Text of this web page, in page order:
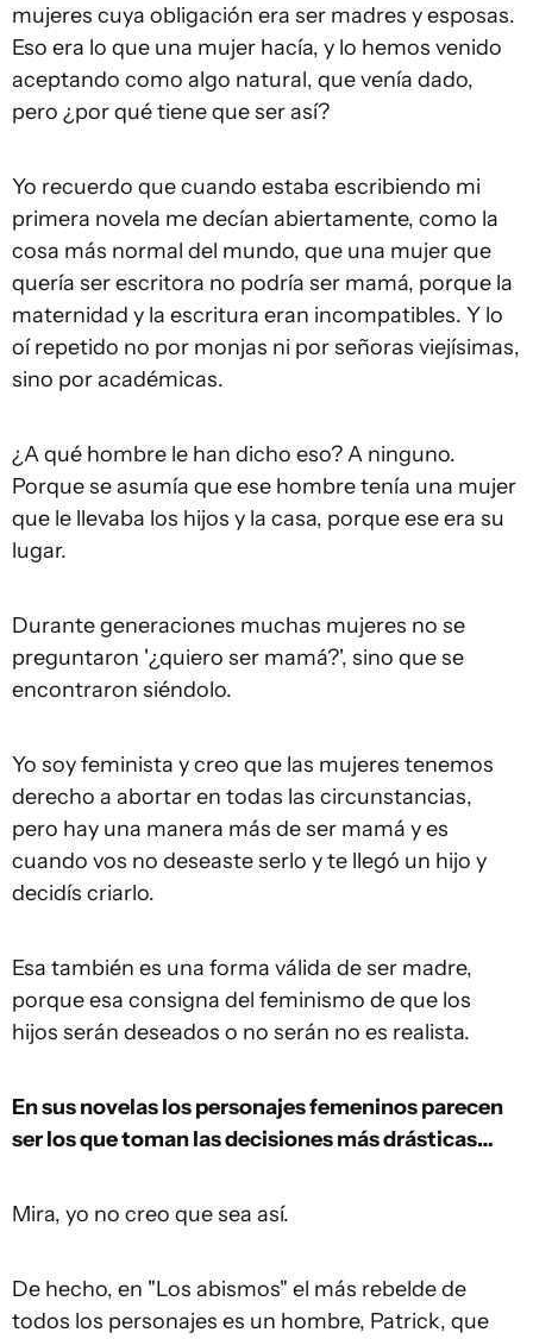
mujeres cuya obligación era ser madres y esposas.
Eso era lo que una mujer hacía, y lo hemos venido
aceptando como algo natural, que venía dado,
pero ¿por qué tiene que ser así?
Yo recuerdo que cuando estaba escribiendo mi
primera novela me decían abiertamente, como la
cosa más normal del mundo, que una mujer que
quería ser escritora no podría ser mamá, porque la
maternidad y la escritura eran incompatibles. Y lo
oí repetido no por monjas ni por señoras viejísimas,
sino por académicas.
¿A qué hombre le han dicho eso? A ninguno.
Porque se asumía que ese hombre tenía una mujer
que le llevaba los hijos y la casa, porque ese era su
lugar.
Durante generaciones muchas mujeres no se
preguntaron '¿quiero ser mamá?', sino que se
encontraron siéndolo.
Yo soy feminista y creo que las mujeres tenemos
derecho a abortar en todas las circunstancias,
pero hay una manera más de ser mamá y es
cuando vos no deseaste serlo y te llegó un hijo y
decidís criarlo.
Esa también es una forma válida de ser madre,
porque esa consigna del feminismo de que los
hijos serán deseados o no serán no es realista.
En sus novelas los personajes femeninos parecen
ser los que toman las decisiones más drásticas…
Mira, yo no creo que sea así.
De hecho, en "Los abismos" el más rebelde de
todos los personajes es un hombre, Patrick, que